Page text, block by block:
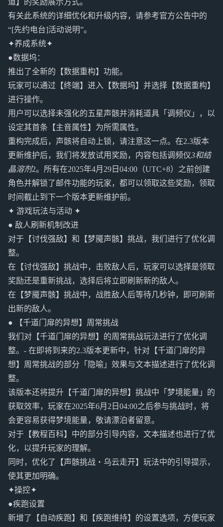
道】的奖励展示方式。
有关此系统的详细优化和升级内容，请参考官方公告中的
“[先约电台]活动说明”。
✦养成系统✦
●数据坞：
推出了全新的【数据重构】功能。
玩家可以通过【终端】进入【数据坞】并选择【数据重构】
进行操作。
用户可以选择未强化的五星声骸并消耗道具「调频仪」，以
设定其首条【主音属性】为所需属性。
重构完成后，声骸将自动上锁，请注意这一点。在2.3版本
更新维护后，我们将发放试用奖励，内容包括调频仪3和结
晶溶剂2。所有在2025年4月29日04:00（UTC+8）之前创建
角色并解锁了邮件功能的玩家，都可以领取这些奖励，领取
时间截止到下一个版本更新维护前。
✦ 游戏玩法与活动 ✦
● 敌人刷新机制改进
对于【讨伐强敌】和【梦魇声骸】挑战，我们进行了优化调
整。
在【讨伐强敌】挑战中，击败敌人后，玩家可以选择是领取
奖励还是重新挑战，选择后将立即刷新新的敌人。
在【梦魇声骸】挑战中，战胜敌人后等待几秒钟，即可刷新
出新的敌人。
● 【千道门扉的异想】周常挑战
我们对【千道门扉的异想】的周常挑战玩法进行了优化调
整。- 在即将到来的2.3版本更新中，针对【千道门扉的异
想】周常挑战的部分「隐喻」效果与文本描述进行了优化调
整。
该版本还将提升【千道门扉的异想】挑战中「梦境能量」的
获取效率，玩家在2025年6月2日04:00之后参与挑战时，将
会更容易获得梦境能量，敬请漂泊者留意。
对于【教程百科】中的部分引导内容，文本描述也进行了优
化，以提升玩家的理解。
同时，优化了【声骸挑战・乌云走开】玩法中的引导提示，
使其更加明确。
✦操控✦
●疾跑设置
新增了【自动疾跑】和【疾跑维持】的设置选项，方便玩家